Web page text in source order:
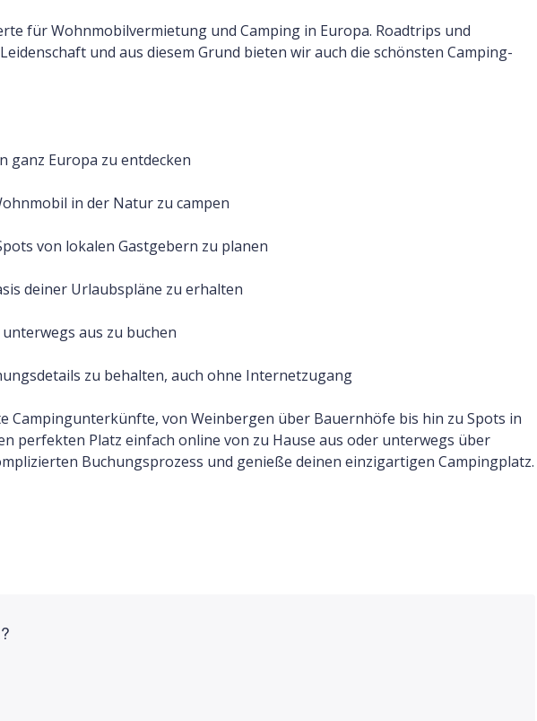
für Wohnmobilvermietung und Camping in Europa. Roadtrips und
und aus diesem Grund bieten wir auch die schönsten Camping-
ganz Europa zu entdecken
in der Natur zu campen
von lokalen Gastgebern zu planen
deiner Urlaubspläne zu erhalten
aus zu buchen
zu behalten, auch ohne Internetzugang
Campingunterkünfte, von Weinbergen über Bauernhöfe bis hin zu Spots in
perfekten Platz einfach online von zu Hause aus oder unterwegs über
Buchungsprozess und genieße deinen einzigartigen Campingplatz.